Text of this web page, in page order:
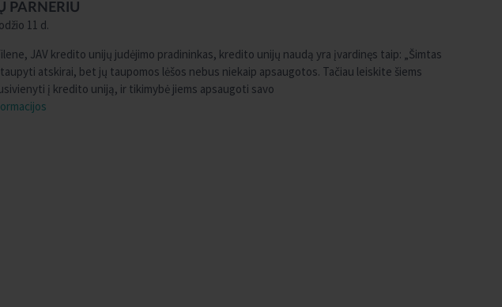
PARNERIU
11 d.
JAV kredito unijų judėjimo pradininkas, kredito unijų naudą yra įvardinęs taip: „Šimtas
atskirai, bet jų taupomos lėšos nebus niekaip apsaugotos. Tačiau leiskite šiems
į kredito uniją, ir tikimybė jiems apsaugoti savo